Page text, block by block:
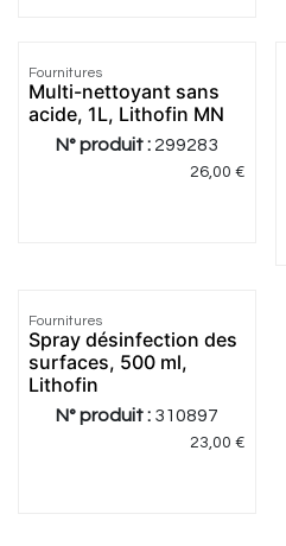
Fournitures
Multi-nettoyant sans
acide, 1L, Lithofin MN
N° produit : 299283
26,00 €
Fournitures
Spray désinfection des
surfaces, 500 ml,
Lithofin
N° produit : 310897
23,00 €